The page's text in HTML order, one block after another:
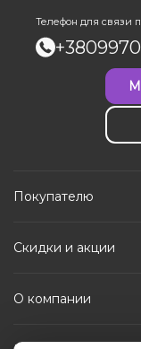
Телефон для связи
Покупателю
Скидки и акции
О компании